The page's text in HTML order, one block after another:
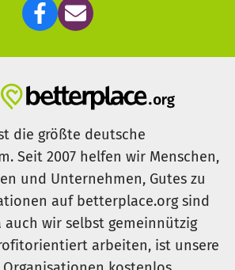
die größte deutsche
Seit 2007 helfen wir Menschen,
und Unternehmen, Gutes zu
auf betterplace.org sind
auch wir selbst gemeinnützig
arbeiten, ist unsere